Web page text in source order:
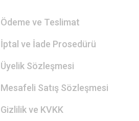
Ödeme ve Teslimat
İptal ve İade Prosedürü
Üyelik Sözleşmesi
Mesafeli Satış Sözleşmesi
Gizlilik ve KVKK